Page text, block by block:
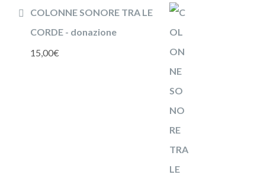
COLONNE SONORE TRA LE
CORDE - donazione
15,00€